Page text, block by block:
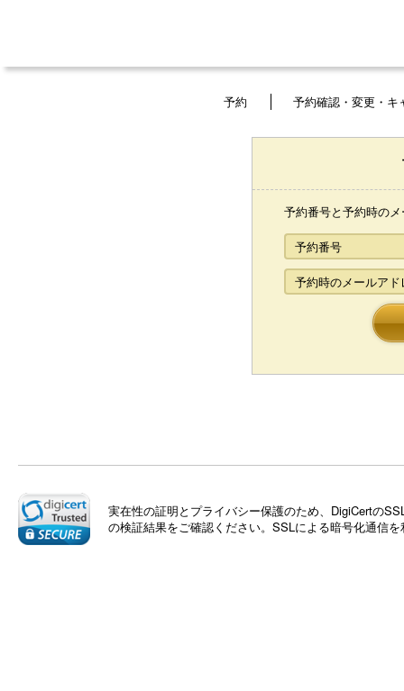
予約 予約確認・変更・キ
予約番号と予約時の
予約番号
予約時のメールアド
実在性の証明とプライバシー保護のため、DigiCertの
の検証結果をご確認ください。SSLによる暗号化通信